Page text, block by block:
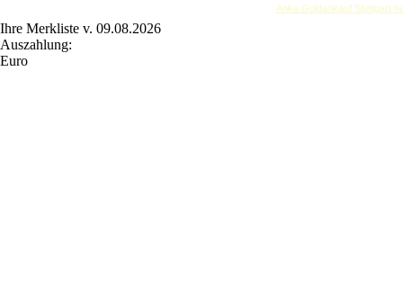
Anka Goldankauf Stuttgart
Ihre Merkliste v. 09.08.2026
Auszahlung:
Euro